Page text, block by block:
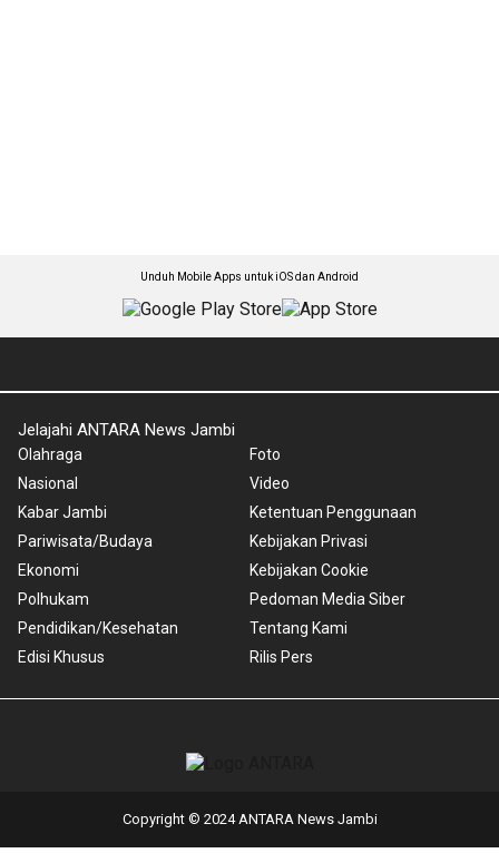
Unduh Mobile Apps untuk iOS dan Android
Jelajahi ANTARA News Jambi
Olahraga
Nasional
Kabar Jambi
Pariwisata/Budaya
Ekonomi
Polhukam
Pendidikan/Kesehatan
Edisi Khusus
Foto
Video
Ketentuan Penggunaan
Kebijakan Privasi
Kebijakan Cookie
Pedoman Media Siber
Tentang Kami
Rilis Pers
Copyright © 2024 ANTARA News Jambi